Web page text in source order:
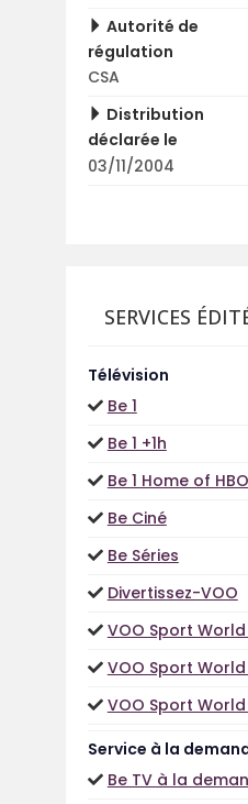
Autorité de
régulation
CSA
Distribution
déclarée le
03/11/2004
SERVICES
Télévision
Be 1
Be 1 +1h
Be 1 Home of HBO
Be Ciné
Be Séries
Divertissez-VOO
VOO Sport World
VOO Sport World
VOO Sport World
Service à la
Be TV à la